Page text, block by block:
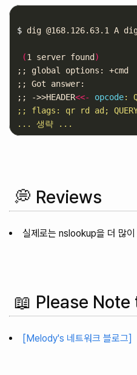
$ dig @168.126.63.1 A
(1 server found )
;;
;;
;;
->>HEADER<<- opcode:
;; flags: qr rd ad; QUERY:
💭 Reviews
실제로는 nslookup을 더 많
📖 Please Note
[Melody's 네트워크 블로그]